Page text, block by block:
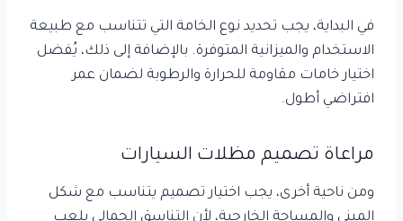
في البداية، يجب تحديد نوع الخامة التي تتناسب مع طبيعة
الاستخدام والميزانية المتوفرة. بالإضافة إلى ذلك، يُفضل
اختيار خامات مقاومة للحرارة والرطوبة لضمان عمر
افتراضي أطول.
مراعاة تصميم مظلات السيارات
ومن ناحية أخرى، يجب اختيار تصميم يتناسب مع شكل
المبنى والمساحة الخارجية، لأن التناسق الجمالي يلعب